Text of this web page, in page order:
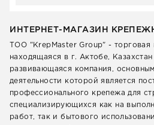
ИНТЕРНЕТ-МАГАЗИН
ТОО "KrepMaster Group" - торговая
находящаяся в г. Актобе,
развивающаяся компания,
деятельности которой является
профессионального крепежа для
специализирующихся как на
работ, так и бытового